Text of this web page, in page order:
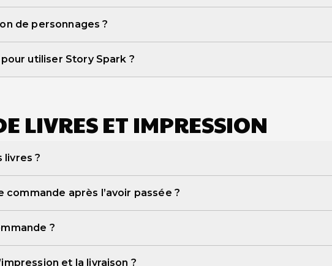
de personnages ?
utiliser Story Spark ?
LIVRES ET IMPRESSION
livres ?
info@storyspark.ai
après l’avoir passée ?
?
et la livraison ?